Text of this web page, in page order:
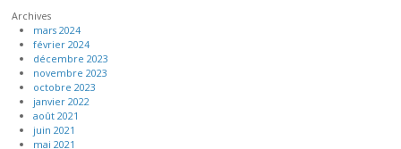
Archives
mars 2024
février 2024
décembre 2023
novembre 2023
octobre 2023
janvier 2022
août 2021
juin 2021
mai 2021